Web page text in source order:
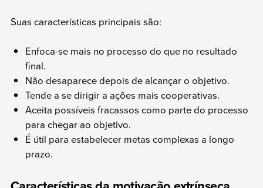
Suas características principais são:
Enfoca-se mais no processo do que no resultado
final.
Não desaparece depois de alcançar o objetivo.
Tende a se dirigir a ações mais cooperativas.
Aceita possíveis fracassos como parte do processo
para chegar ao objetivo.
É útil para estabelecer metas complexas a longo
prazo.